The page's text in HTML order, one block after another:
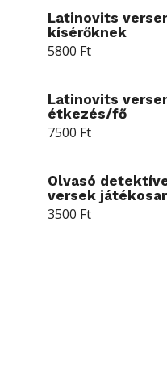
Latinovits
kísérőknek
5800 Ft
Latinovits
étkezés/fő
7500 Ft
Olvasó
versek
3500 Ft